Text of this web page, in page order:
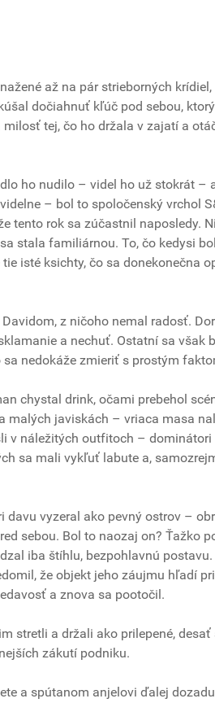
až na pár strieborných
dočiahnuť kľúč pod sebou,
tej, čo ho držala v zajatí a
ho nudilo – videl ho už stokrát –
– bol to spoločenský vrchol
tento rok sa zúčastnil naposledy.
stala familiárnou. To, čo kedysi
isté ksichty, čo sa donekonečna
z ničoho nemal radosť.
a nechuť. Ostatní sa však
nedokáže zmieriť s prostým
chystal drink, očami prebehol
malých javiskách – vriaca masa
v náležitých outfitoch –
sa mali vykľuť labute a,
vyzeral ako pevný ostrov –
sebou. Bol to naozaj on? Ťažko
iba štíhlu, bezpohlavnú
že objekt jeho záujmu hľadí
a znova sa pootočil.
stretli a držali ako prilepené,
zákutí podniku.
a spútanom anjelovi ďalej